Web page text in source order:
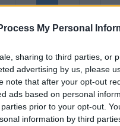
My Personal
sharing to third parties, or
advertising by us, please
note that after your opt-out
ads based on personal
prior to your opt-out.
information by third